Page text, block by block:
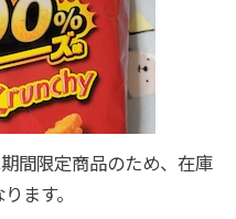
間限定商品のため、在庫
ます。